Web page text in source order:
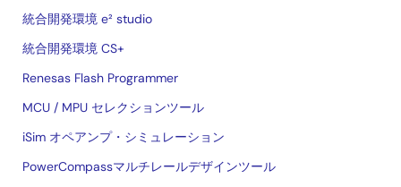
統合開発環境 e² studio
統合開発環境 CS+
Renesas Flash Programmer
MCU / MPU セレクションツール
iSim オペアンプ・シミュレーション
PowerCompassマルチレールデザインツール